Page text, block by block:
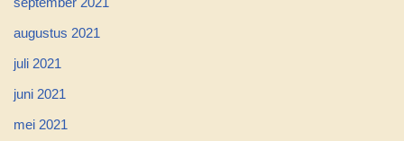
augustus 2021
juli 2021
juni 2021
mei 2021